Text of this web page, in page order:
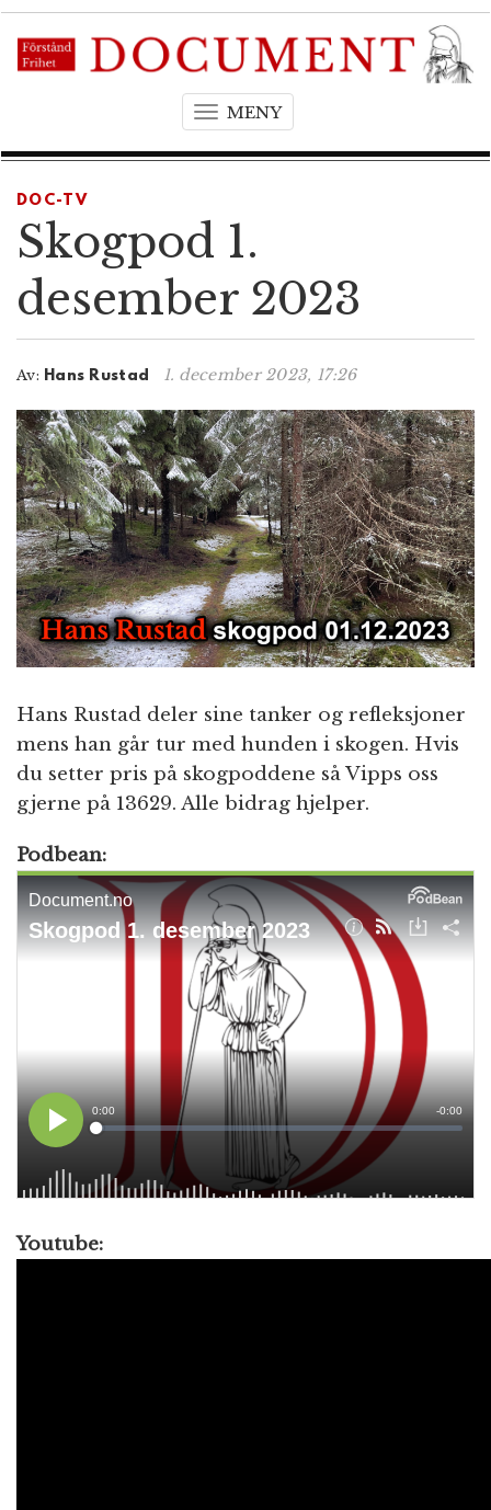
MENYT
g
a
g
t
i
o
n
DOC-TV
Skogpod 1.
desember 2023
Av: Hans Rustad 1. december 2023, 17:26
Hans Rustad deler sine tanker og refleksjoner
mens han går tur med hunden i skogen. Hvis
du setter pris på skogpoddene så Vipps oss
gjerne på 13629. Alle bidrag hjelper.
Podbean:
Youtube: